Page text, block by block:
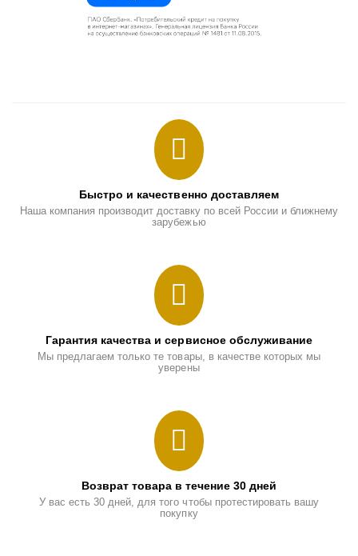
Быстро и качественно доставляем
Наша компания производит доставку по всей России и ближнему
зарубежью
Гарантия качества и сервисное обслуживание
Мы предлагаем только те товары, в качестве которых мы
уверены
Возврат товара в течение 30 дней
У вас есть 30 дней, для того чтобы протестировать вашу
покупку